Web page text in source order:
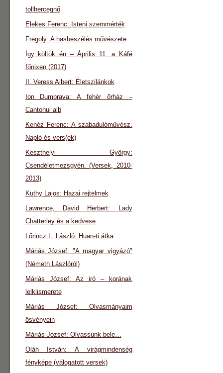
tollhercegnő
Elekes Ferenc: Isteni szemmérték
Fregoly: A hasbeszélés művészete
Így költök én – Április 11. a Káfé
főnixen (2017)
II. Veress Albert: Életszilánkok
Ion Dumbrava: A fehér őrház –
Cantonul alb
Kenéz Ferenc: A szabadulóművész.
Napló és vers(ek)
Keszthelyi György:
Csendéletmezsgyén. (Versek, 2010-
2013)
Kuthy Lajos: Hazai rejtelmek
Lawrence, David Herbert: Lady
Chatterley és a kedvese
Lőrincz L. László: Huan-ti átka
Máriás József: "A magyar vigyázó"
(Németh Lászlóról)
Máriás József: Az iró – korának
lelkiismerete
Máriás József: Olvasmányaim
ösvényein
Máriás József: Olvassunk bele…
Oláh István: A virágmindenség
fényképe (válogatott versek)